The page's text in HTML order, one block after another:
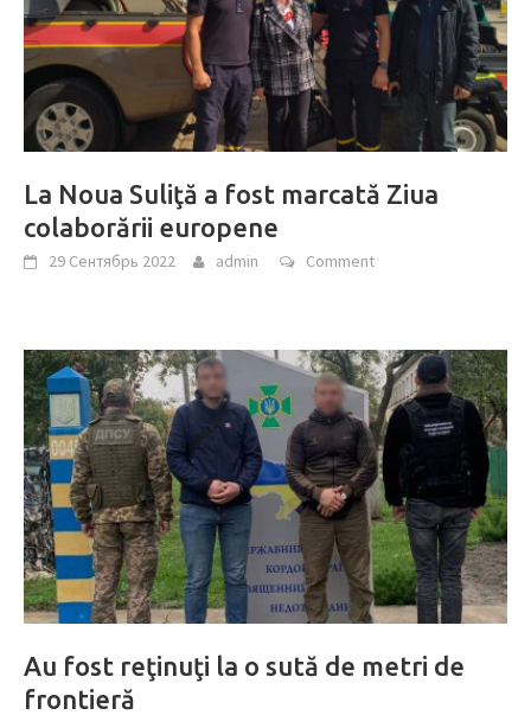
La Noua Suliţă a fost marcată Ziua
colaborării europene
29 Сентябрь 2022 admin Comment
Au fost reţinuţi la o sută de metri de
frontieră